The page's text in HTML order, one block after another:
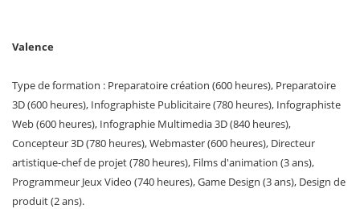
Valence
Type de formation : Preparatoire création (600 heures), Preparatoire
3D (600 heures), Infographiste Publicitaire (780 heures), Infographiste
Web (600 heures), Infographie Multimedia 3D (840 heures),
Concepteur 3D (780 heures), Webmaster (600 heures), Directeur
artistique-chef de projet (780 heures), Films d'animation (3 ans),
Programmeur Jeux Video (740 heures), Game Design (3 ans), Design de
produit (2 ans).